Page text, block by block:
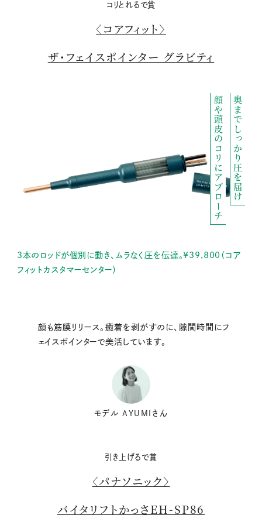
コリとれるで賞
〈コアフィット〉
ザ・フェイスポインター グラビティ
奥までしっかり圧を届け
顔や頭皮のコリにアプローチ
3本のロッドが個別に動き、ムラなく圧を伝達。¥39,800（コア
フィットカスタマーセンター）
顔も筋膜リリース。癒着を剥がすのに、隙間時間にフ
ェイスポインターで美活しています。
モデル AYUMIさん
引き上げるで賞
〈パナソニック〉
バイタリフトかっさEH-SP86